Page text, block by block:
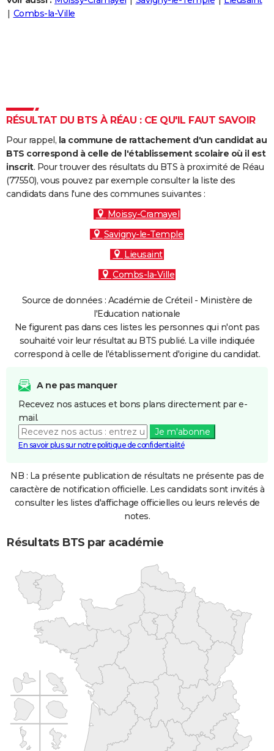
Destinations
City break
Voyage nature
Voyage de noces
Forum
Climat
+PHOTO
Carte de Noël
Carte Bonne année
Carte Saint-Valentin
Carte Pâques
Carte d'anniversaire
DICTIONNAIRE
Dictionnaire
Biographies
Citations
Expressions
Proverbes
PROGRAMME TV
COPAINS D'AVANT
S'inscrire
Se connecter
Lycées
Collèges
Primaires
Universités
Entreprises
Service militaire
Avis de recherche
AVIS DE DÉCÈS
Combs-la-Ville
RÉSULTAT DU BTS À RÉAU : CE QU'IL FAUT SAVOIR
Pour rappel, la commune de rattachement d'un candidat au
BTS correspond à celle de l'établissement scolaire où il est
inscrit. Pour trouver des résultats du BTS à proximité de Réau
(77550), vous pouvez par exemple consulter la liste des
candidats dans l'une des communes suivantes :
Moissy-Cramayel
Savigny-le-Temple
Lieusaint
Combs-la-Ville
Source de données : Académie de Créteil - Ministère de
l'Education nationale
Ne figurent pas dans ces listes les personnes qui n'ont pas
souhaité voir leur résultat au BTS publié. La ville indiquée
correspond à celle de l'établissement d'origine du candidat.
A ne pas manquer
Recevez nos astuces et bons plans directement par e-
mail.
Je m'abonne
En savoir plus sur notre politique de confidentialité
NB : La présente publication de résultats ne présente pas de
caractère de notification officielle. Les candidats sont invités à
consulter les listes d'affichage officielles ou leurs relevés de
notes.
Résultats BTS par académie